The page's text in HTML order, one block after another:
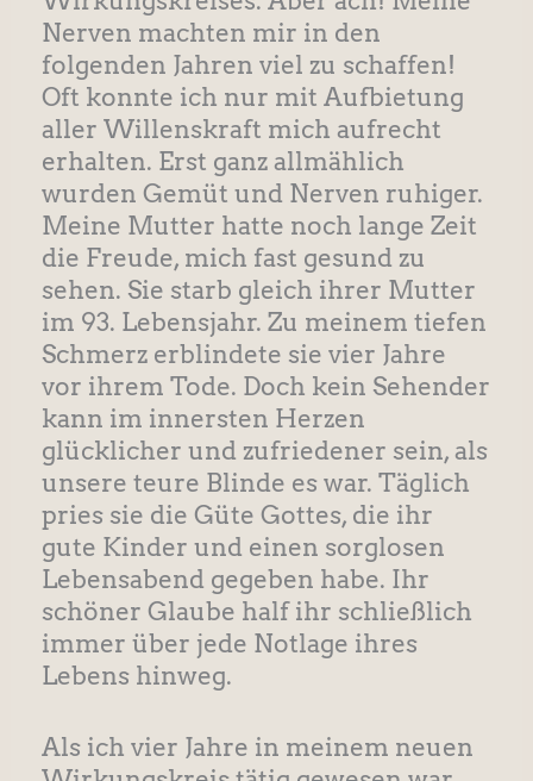
Nerven machten mir in den
folgenden Jahren viel zu schaffen!
Oft konnte ich nur mit Aufbietung
aller Willenskraft mich aufrecht
erhalten. Erst ganz allmählich
wurden Gemüt und Nerven ruhiger.
Meine Mutter hatte noch lange Zeit
die Freude, mich fast gesund zu
sehen. Sie starb gleich ihrer Mutter
im 93. Lebensjahr. Zu meinem tiefen
Schmerz erblindete sie vier Jahre
vor ihrem Tode. Doch kein Sehender
kann im innersten Herzen
glücklicher und zufriedener sein, als
unsere teure Blinde es war. Täglich
pries sie die Güte Gottes, die ihr
gute Kinder und einen sorglosen
Lebensabend gegeben habe. Ihr
schöner Glaube half ihr schließlich
immer über jede Notlage ihres
Lebens hinweg.
Als ich vier Jahre in meinem neuen